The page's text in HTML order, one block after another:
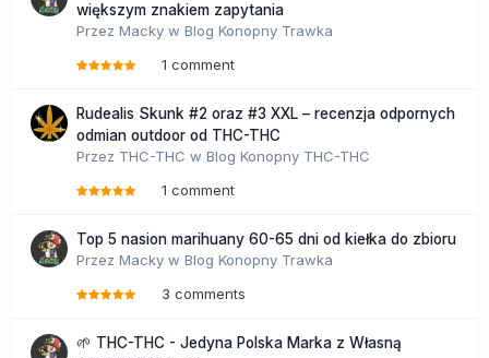
większym znakiem zapytania
Przez Macky w Blog Konopny Trawka
1 comment
Rudealis Skunk #2 oraz #3 XXL – recenzja odpornych
odmian outdoor od THC-THC
Przez THC-THC w Blog Konopny THC-THC
1 comment
Top 5 nasion marihuany 60-65 dni od kiełka do zbioru
Przez Macky w Blog Konopny Trawka
3 comments
🌱 THC-THC - Jedyna Polska Marka z Własną